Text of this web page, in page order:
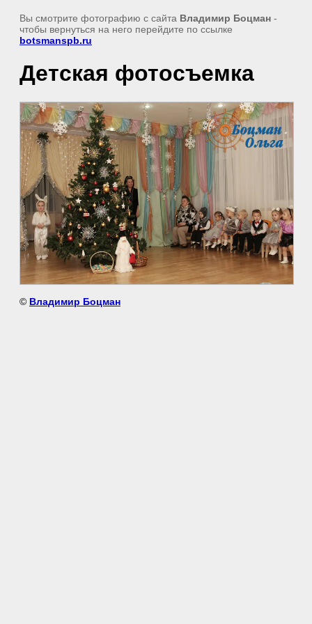
Вы смотрите фотографию с сайта Владимир Боцман -
чтобы вернуться на него перейдите по ссылке
botsmanspb.ru
Детская фотосъемка
© Владимир Боцман